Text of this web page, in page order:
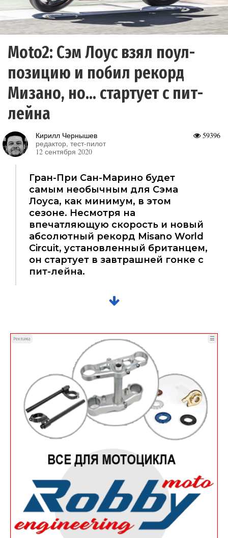
Moto2: Сэм Лоус взял поул-
позицию и побил рекорд
Мизано, но... стартует с пит-
лейна
59396
Кирилл Чернышев
редактор, тест-пилот
12 сентября 2020
Гран-При Сан-Марино будет
самым необычным для Сэма
Лоуса, как минимум, в этом
сезоне. Несмотря на
впечатляющую скорость и новый
абсолютный рекорд Misano World
Circuit, установленный британцем,
он стартует в завтрашней гонке с
пит-лейна.
Реклама ☰